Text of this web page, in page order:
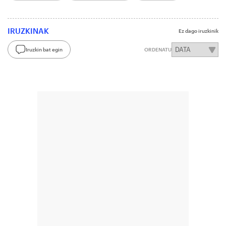
IRUZKINAK Ez dago iruzkinik
Iruzkin bat egin ORDENATU